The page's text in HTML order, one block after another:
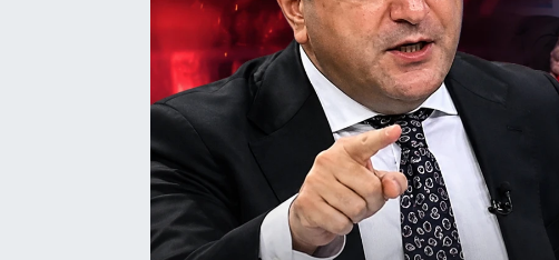
Bize ulaşın
İletişim/Künye
Gözden Kaçmasın
İletişim (Künye)